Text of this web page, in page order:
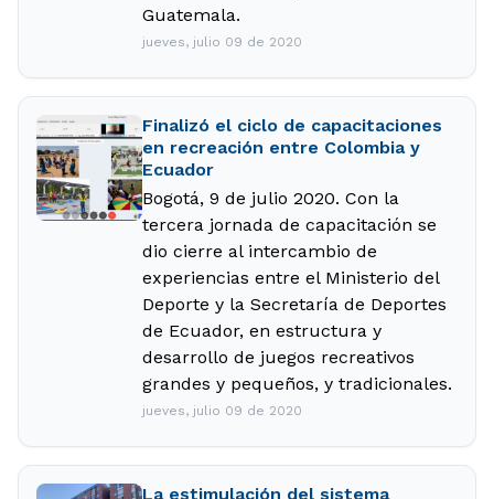
Guatemala.
jueves, julio 09 de 2020
Finalizó el ciclo de capacitaciones
en recreación entre Colombia y
Ecuador
Bogotá, 9 de julio 2020. Con la
tercera jornada de capacitación se
dio cierre al intercambio de
experiencias entre el Ministerio del
Deporte y la Secretaría de Deportes
de Ecuador, en estructura y
desarrollo de juegos recreativos
grandes y pequeños, y tradicionales.
jueves, julio 09 de 2020
La estimulación del sistema